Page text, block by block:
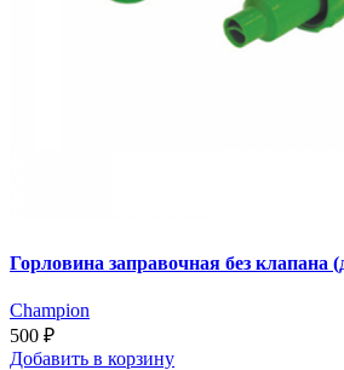
Горловина заправочная без клапана
Champion
500 ₽
Добавить в корзину